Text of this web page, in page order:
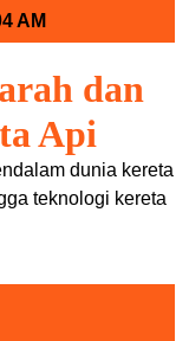
AM
dan
Api
dunia kereta
teknologi kereta